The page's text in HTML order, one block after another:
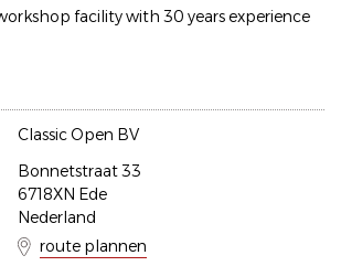
facility with 30 years experience
Classic Open BV
Bonnetstraat 33
6718XN Ede
Nederland
route plannen